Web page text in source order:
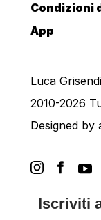
Condizioni
App
Luca
2010-2026
Designed by
Iscriviti